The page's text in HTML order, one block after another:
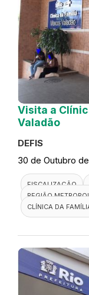
Visita a
Valadão
DEFIS
30 de Outubro
FISCALIZAÇÃO
REGIÃO
CLÍNICA DA